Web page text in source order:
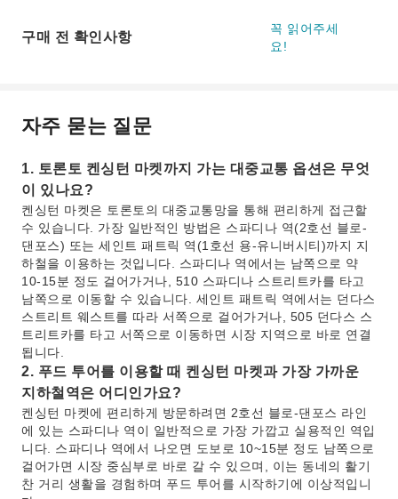
구매 전 확인사항
꼭 읽어주세
요!
자주 묻는 질문
1. 토론토 켄싱턴 마켓까지 가는 대중교통 옵션은 무엇
이 있나요?
켄싱턴 마켓은 토론토의 대중교통망을 통해 편리하게 접근할
수 있습니다. 가장 일반적인 방법은 스파디나 역(2호선 블로-
댄포스) 또는 세인트 패트릭 역(1호선 용-유니버시티)까지 지
하철을 이용하는 것입니다. 스파디나 역에서는 남쪽으로 약
10-15분 정도 걸어가거나, 510 스파디나 스트리트카를 타고
남쪽으로 이동할 수 있습니다. 세인트 패트릭 역에서는 던다스
스트리트 웨스트를 따라 서쪽으로 걸어가거나, 505 던다스 스
트리트카를 타고 서쪽으로 이동하면 시장 지역으로 바로 연결
됩니다.
2. 푸드 투어를 이용할 때 켄싱턴 마켓과 가장 가까운
지하철역은 어디인가요?
켄싱턴 마켓에 편리하게 방문하려면 2호선 블로-댄포스 라인
에 있는 스파디나 역이 일반적으로 가장 가깝고 실용적인 역입
니다. 스파디나 역에서 나오면 도보로 10~15분 정도 남쪽으로
걸어가면 시장 중심부로 바로 갈 수 있으며, 이는 동네의 활기
찬 거리 생활을 경험하며 푸드 투어를 시작하기에 이상적입니